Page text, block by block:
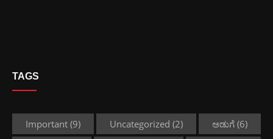
TAGS
Important (9) Uncategorized (2) ಅಡುಗೆ (6)